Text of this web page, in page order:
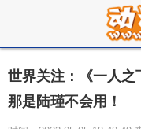
世界关注：《一人之
那是陆瑾不会用！